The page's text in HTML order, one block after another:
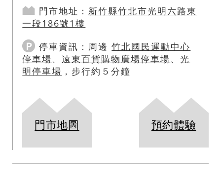
預約體驗
門市地址： 新竹縣竹北市光明六路東
一段186號1樓
停車資訊： 周邊竹北國民運動中心
停車場、遠東百貨購物廣場停車場、光
明停車場 ，步行約５分鐘
門市地圖